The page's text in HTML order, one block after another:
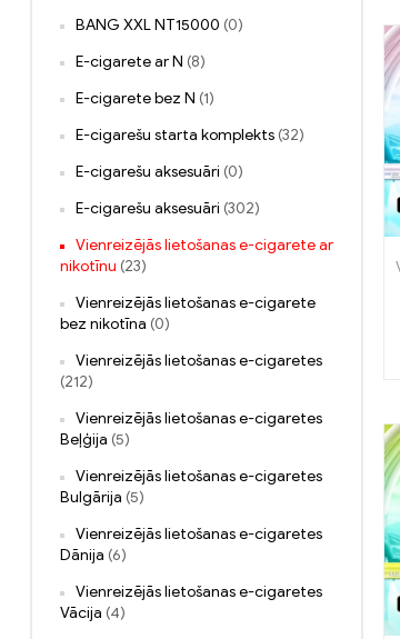
BANG XXL NT15000 (0)
E-cigarete ar N (8)
E-cigarete bez N (1)
E-cigarešu starta komplekts (32)
E-cigarešu aksesuāri (0)
E-cigarešu aksesuāri (302)
Vienreizējās lietošanas e-cigarete ar
nikotīnu (23)
Vienreizējās lietošanas e-cigarete
bez nikotīna (0)
Vienreizējās lietošanas e-cigaretes
(212)
Vienreizējās lietošanas e-cigaretes
Beļģija (5)
Vienreizējās lietošanas e-cigaretes
Bulgārija (5)
Vienreizējās lietošanas e-cigaretes
Dānija (6)
Vienreizējās lietošanas e-cigaretes
Vācija (4)